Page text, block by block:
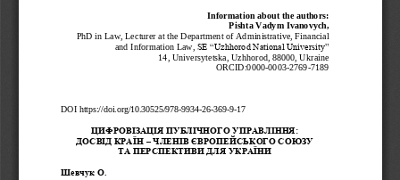
Information about the authors:
Pishta Vadym Ivanovych,
PhD in Law, Lecturer at the Department of Administrative, Financial
and Information Law SE “Uzhhorod National University”
14 Universytetska Uzhhorod, 88000, Ukraine
ORCID:0000-0003-2769-7189
DOI https://doi. org/10.30525/978-9934-26-369-9-17
ЦИФРОВІЗАЦІЯ ПУБЛІЧНОГО УПРАВЛІННЯ:
ДОСВІД КРАЇН –ЧЛЕНІВ ЄВРОПЕЙСЬКОГО СОЮЗУ
ТА ПЕРСПЕКТИВИ ДЛЯ УКРАЇНИ
Шевчук О.